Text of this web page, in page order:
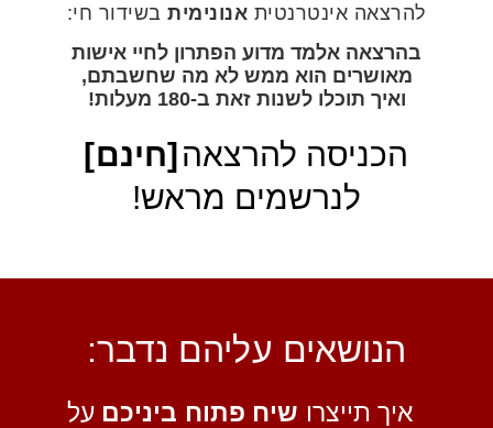
להרצאה אינטרנטית אנונימית בשידור חי:
בהרצאה אלמד מדוע הפתרון לחיי אישות
מאושרים הוא ממש לא מה שחשבתם,
ואיך תוכלו לשנות זאת ב-180 מעלות!
הכניסה להרצאה[חינם]
לנרשמים מראש!
הנושאים עליהם נדבר:
איך תייצרו שיח פתוח ביניכם על